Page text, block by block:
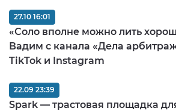
«Соло вполне можно лить
Вадим с канала «Дела
TikTok и Instagram
27.10 16:01
Spark — трастовая площадка
22.09 23:39